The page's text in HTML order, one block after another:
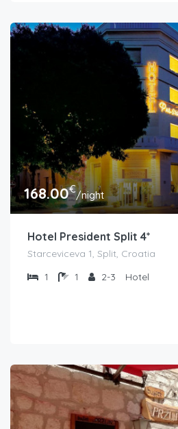
168.00€/night
Hotel President Split 4*
Starceviceva 1, Split, Croatia
1
1 2-3 Hotel